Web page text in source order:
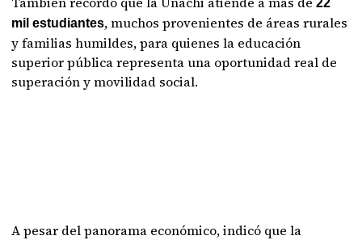
22
mil estudiantes, muchos provenientes de áreas rurales
y familias humildes, para quienes la educación
superior pública representa una oportunidad real de
superación y movilidad social.
A pesar del panorama económico, indicó que la